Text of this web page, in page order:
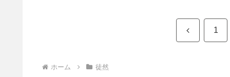
前 1
ホーム 徒然